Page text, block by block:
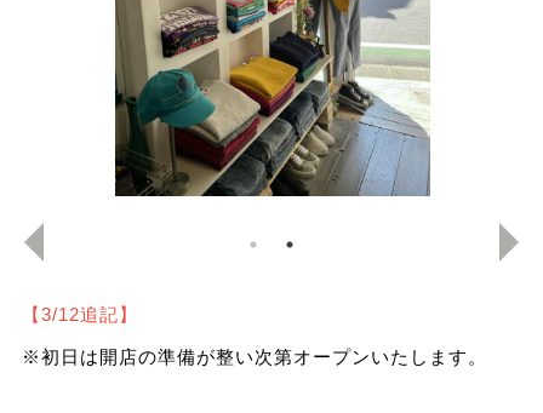
【3/12追記】
※初日は開店の準備が整い次第オープンいたします。